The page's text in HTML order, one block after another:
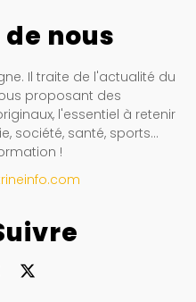
nous
Il traite de l'actualité du
proposant des
l'essentiel à retenir
société, santé, sports…
!